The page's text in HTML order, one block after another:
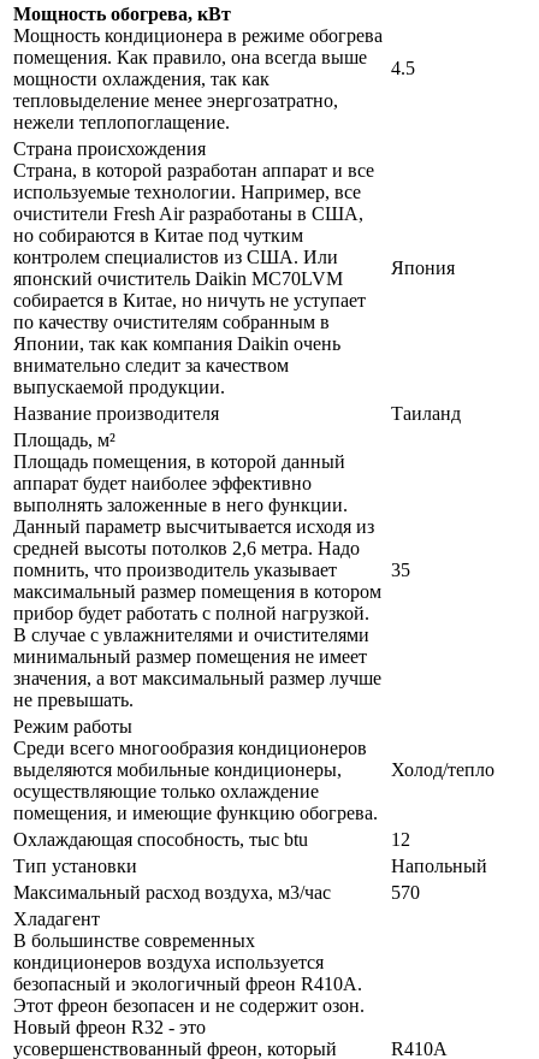
Мощность обогрева, кВт
Мощность кондиционера в режиме обогрева
помещения. Как правило, она всегда выше
мощности охлаждения, так как
тепловыделение менее энергозатратно,
нежели теплопоглащение.
4.5
Страна происхождения
Страна, в которой разработан аппарат и все
используемые технологии. Например, все
очистители Fresh Air разработаны в США,
но собираются в Китае под чутким
контролем специалистов из США. Или
японский очиститель Daikin MC70LVM
собирается в Китае, но ничуть не уступает
по качеству очистителям собранным в
Японии, так как компания Daikin очень
внимательно следит за качеством
выпускаемой продукции.
Япония
Название производителя
Таиланд
Площадь, м²
Площадь помещения, в которой данный
аппарат будет наиболее эффективно
выполнять заложенные в него функции.
Данный параметр высчитывается исходя из
средней высоты потолков 2,6 метра. Надо
помнить, что производитель указывает
максимальный размер помещения в котором
прибор будет работать с полной нагрузкой.
В случае с увлажнителями и очистителями
минимальный размер помещения не имеет
значения, а вот максимальный размер лучше
не превышать.
35
Режим работы
Среди всего многообразия кондиционеров
выделяются мобильные кондиционеры,
осуществляющие только охлаждение
помещения, и имеющие функцию обогрева.
Холод/тепло
Охлаждающая способность, тыс btu
12
Тип установки
Напольный
Максимальный расход воздуха, м3/час
570
Хладагент
В большинстве современных
кондиционеров воздуха используется
безопасный и экологичный фреон R410A.
Этот фреон безопасен и не содержит озон.
Новый фреон R32 - это
усовершенствованный фреон, который
R410A